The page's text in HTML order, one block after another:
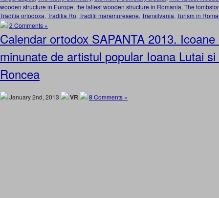
wooden structure in Europe, the tallest wooden structure in Romania, The
Traditia ortodoxa, Traditia Ro, Traditii maramuresene, Transilvania, Turism in
2 Comments »
Calendar ortodox SAPANTA 2013.
minunate de artistul popular Ioana Lutai
Roncea
January 2nd, 2013 VR 8 Comments »